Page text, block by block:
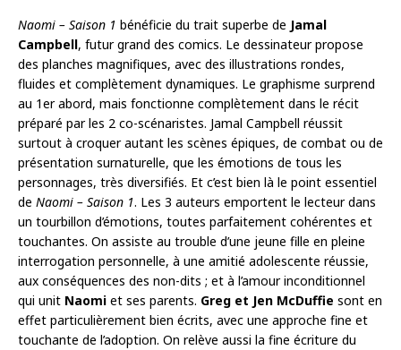
Naomi – Saison 1 bénéficie du trait superbe de Jamal
Campbell, futur grand des comics. Le dessinateur propose
des planches magnifiques, avec des illustrations rondes,
fluides et complètement dynamiques. Le graphisme surprend
au 1er abord, mais fonctionne complètement dans le récit
préparé par les 2 co-scénaristes. Jamal Campbell réussit
surtout à croquer autant les scènes épiques, de combat ou de
présentation surnaturelle, que les émotions de tous les
personnages, très diversifiés. Et c’est bien là le point essentiel
de Naomi – Saison 1. Les 3 auteurs emportent le lecteur dans
un tourbillon d’émotions, toutes parfaitement cohérentes et
touchantes. On assiste au trouble d’une jeune fille en pleine
interrogation personnelle, à une amitié adolescente réussie,
aux conséquences des non-dits ; et à l’amour inconditionnel
qui unit Naomi et ses parents. Greg et Jen McDuffie sont en
effet particulièrement bien écrits, avec une approche fine et
touchante de l’adoption. On relève aussi la fine écriture du